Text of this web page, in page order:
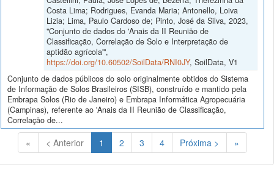
Costa Lima; Rodrigues, Evanda Maria; Antonello, Loiva
Lizia; Lima, Paulo Cardoso de; Pinto, José da Silva, 2023,
"Conjunto de dados do 'Anais da II Reunião de
Classificação, Correlação de Solo e Interpretação de
aptidão agrícola'",
https://doi.org/10.60502/SoilData/RNI0JY, SoilData, V1
Conjunto de dados públicos do solo originalmente obtidos do Sistema
de Informação de Solos Brasileiros (SISB), construído e mantido pela
Embrapa Solos (Rio de Janeiro) e Embrapa Informática Agropecuária
(Campinas), referente ao 'Anais da II Reunião de Classificação,
Correlação de...
« < Anterior 1 (Atual)
2 3 4 Próxima > »